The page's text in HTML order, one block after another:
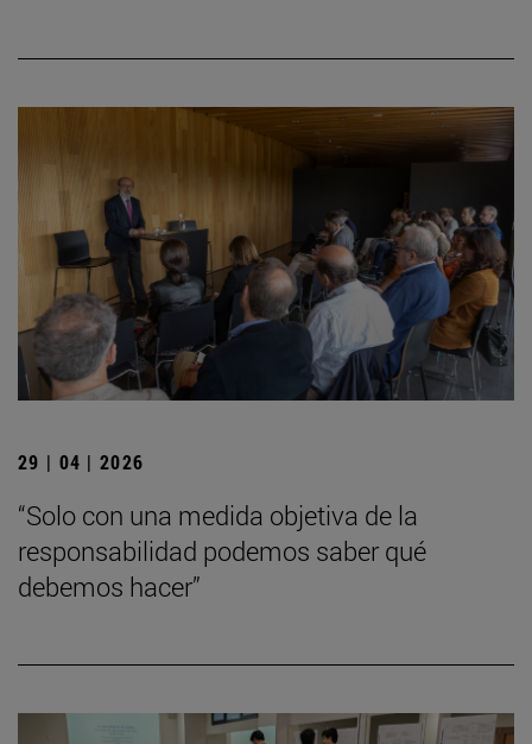
29 | 04 | 2026
“Solo con una medida objetiva de la
responsabilidad podemos saber qué
debemos hacer”